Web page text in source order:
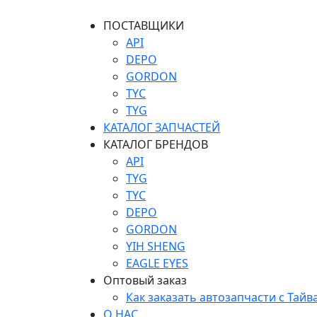
ПОСТАВЩИКИ
API
DEPO
GORDON
TYC
TYG
КАТАЛОГ ЗАПЧАСТЕЙ
КАТАЛОГ БРЕНДОВ
API
TYG
TYC
DEPO
GORDON
YIH SHENG
EAGLE EYES
Оптовый заказ
Как заказать автозапчасти с